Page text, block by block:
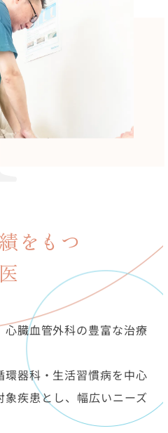
をもつ
臓血管外科の豊富な治療
環器科・生活習慣病を中心
象疾患とし、幅広いニーズ